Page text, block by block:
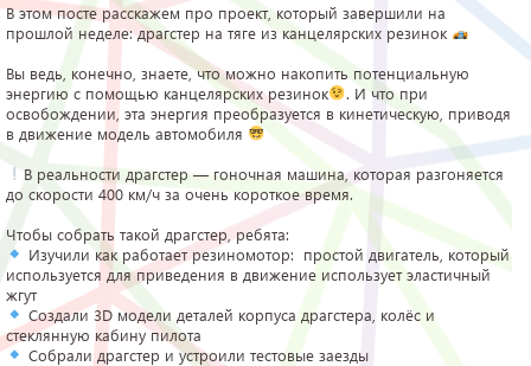
В этом посте расскажем про проект, который завершили на
прошлой неделе: драгстер на тяге из канцелярских резинок
Вы ведь, конечно, знаете, что можно накопить потенциальную
энергию с помощью канцелярских резинок
. И что при
освобождении, эта энергия преобразуется в кинетическую, приводя
в движение модель автомобиля
В реальности драгстер — гоночная машина, которая разгоняется
до скорости 400 км/ч за очень короткое время.
Чтобы собрать такой драгстер, ребята:
Изучили как работает резиномотор: простой двигатель, который
используется для приведения в движение использует эластичный
жгут
Создали 3D модели деталей корпуса драгстера, колёс и
стеклянную кабину пилота
Собрали драгстер и устроили тестовые заезды